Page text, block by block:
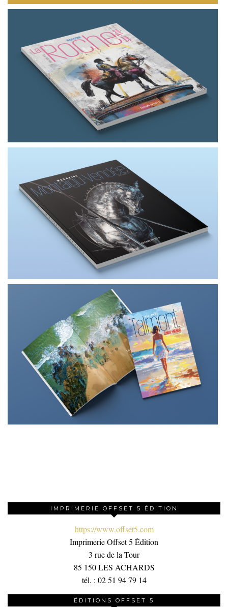
IMPRIMERIE OFFSET 5 ÉDITION
https://www.offset5.com
Imprimerie Offset 5 Édition
3 rue de la Tour
85 150 LES ACHARDS
tél. : 02 51 94 79 14
ÉDITIONS OFFSET 5